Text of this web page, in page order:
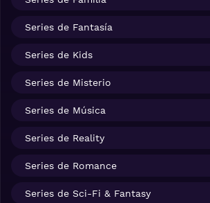
Series de Fantasía
Series de Kids
Series de Misterio
Series de Música
Series de Reality
Series de Romance
Series de Sci-Fi & Fantasy